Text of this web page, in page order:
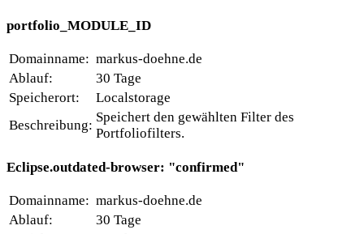
portfolio_MODULE_ID
Domainname: markus-doehne.de
Ablauf:
30 Tage
Speicherort:
Localstorage
Beschreibung:
Speichert den gewählten Filter des
Portfoliofilters.
Eclipse.outdated-browser: "confirmed"
Domainname: markus-doehne.de
Ablauf:
30 Tage